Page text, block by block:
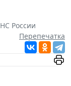
России
Перепечатка